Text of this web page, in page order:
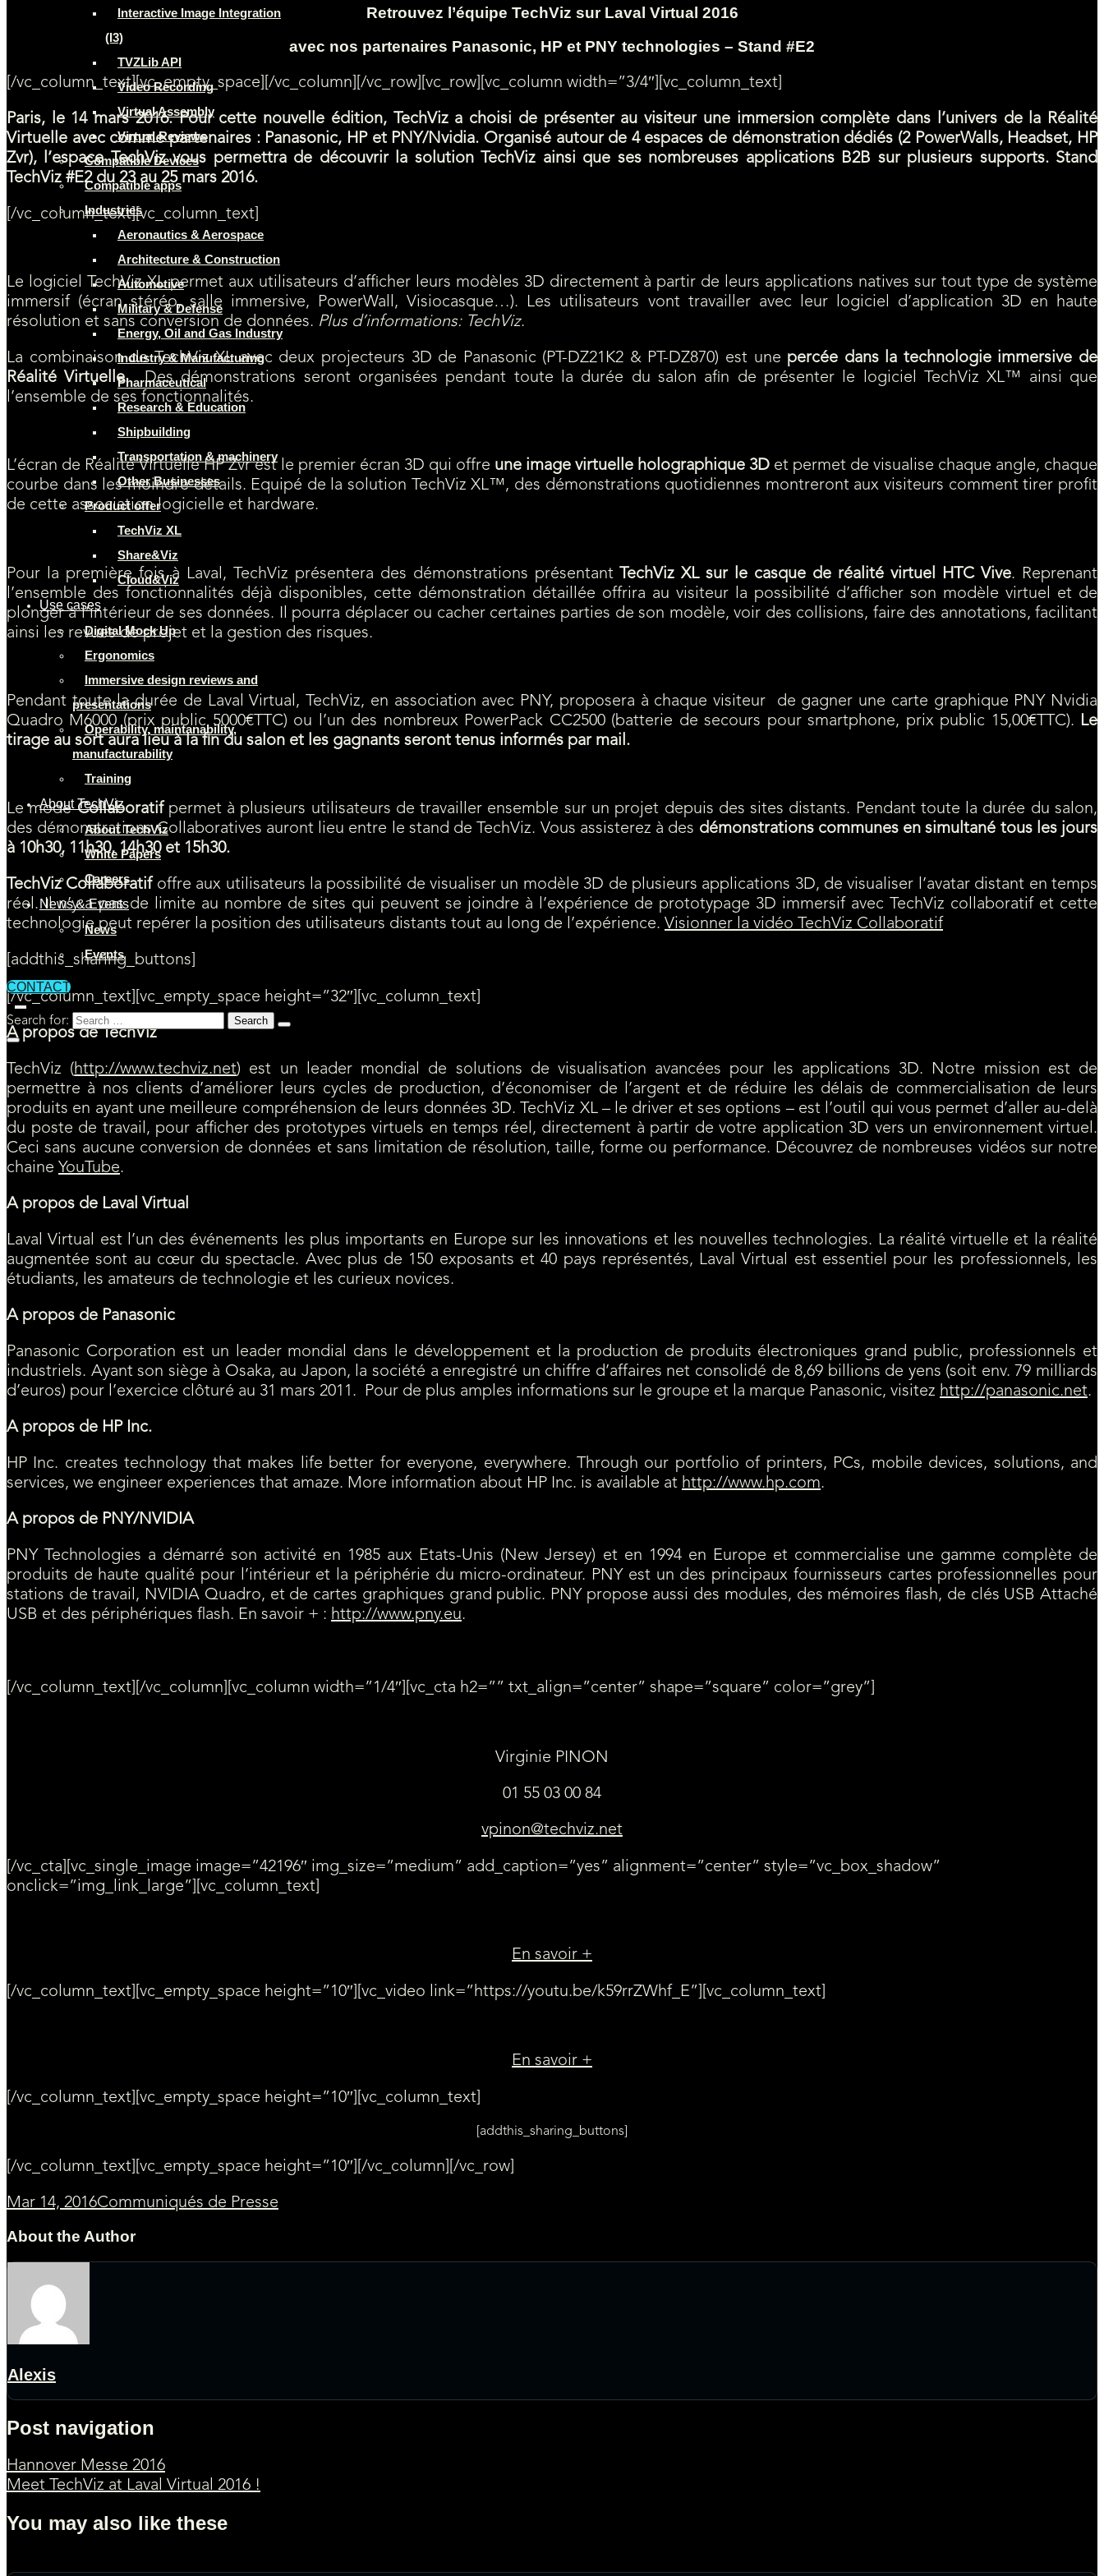
Interactive Image Integration
(I3)
TVZLib API
Video Recording
Virtual Assembly
Virtual Reviews
Compatible Devices
Compatible apps
Industries
Aeronautics & Aerospace
Architecture & Construction
Automotive
Military & Defense
Energy, Oil and Gas Industry
Industry & Manufacturing
Pharmaceutical
Research & Education
Shipbuilding
Transportation & machinery
Other Businesses
Product offer
TechViz XL
Share&Viz
Cloud&Viz
Use cases
Digital Mock Up
Ergonomics
Immersive design reviews and
presentations
Operability, maintanability,
manufacturability
Training
About TechViz
About TechViz
White Papers
Careers
News & Events
News
Events
CONTACT
Search for:
Retrouvez l’équipe TechViz sur Laval Virtual 2016
avec nos partenaires Panasonic, HP et PNY technologies – Stand #E2
[/vc_column_text][vc_empty_space][/vc_column][/vc_row][vc_row][vc_column width=”3/4″][vc_column_text]
Paris, le 14 mars 2016.Pour cette nouvelle édition, TechViz a choisi de présenter au visiteur une immersion complète dans l’univers de la Réalité
Virtuelle avec comme partenaires : Panasonic, HP et PNY/Nvidia. Organisé autour de 4 espaces de démonstration dédiés (2 PowerWalls, Headset, HP
Zvr), l’espace TechViz vous permettra de découvrir la solution TechViz ainsi que ses nombreuses applications B2B sur plusieurs supports. Stand
TechViz #E2 du 23 au 25 mars 2016.
[/vc_column_text][vc_column_text]
Le logiciel TechViz XL permet aux utilisateurs d’afficher leurs modèles 3D directement à partir de leurs applications natives sur tout type de système
immersif (écran stéréo, salle immersive, PowerWall, Visiocasque…). Les utilisateurs vont travailler avec leur logiciel d’application 3D en haute
résolution et sans conversion de données. Plus d’informations: TechViz.
La combinaison de TechViz XL avec deux projecteurs 3D de Panasonic (PT-DZ21K2 & PT-DZ870) est une percée dans la technologie immersive de
Réalité Virtuelle. Des démonstrations seront organisées pendant toute la durée du salon afin de présenter le logiciel TechViz XL™ ainsi que
l’ensemble de ses fonctionnalités.
Un espace dédié au HP Zvr Virtual Reality Display
L’écran de Réalité Virtuelle HP Zvr est le premier écran 3D qui offre une image virtuelle holographique 3D et permet de visualise chaque angle, chaque
courbe dans les moindre détails. Equipé de la solution TechViz XL™, des démonstrations quotidiennes montreront aux visiteurs comment tirer profit
de cette association logicielle et hardware.
Nouveauté à Laval Virtual 2016 : démonstrations sur un HTC VIVE
Pour la première fois à Laval, TechViz présentera des démonstrations présentantTechViz XL sur le casque de réalité virtuel HTC Vive. Reprenant
l’ensemble des fonctionnalités déjà disponibles, cette démonstration détaillée offrira au visiteur la possibilité d’afficher son modèle virtuel et de
plonger à l’intérieur de ses données. Il pourra déplacer ou cacher certaines parties de son modèle, voir des collisions, faire des annotations, facilitant
ainsi les revues de projet et la gestion des risques.
Pendant toute la durée de Laval Virtual, TechViz, en association avec PNY, proposera à chaque visiteur de gagner une carte graphique PNY Nvidia
Quadro M6000 (prix public 5000€TTC) ou l’un des nombreux PowerPack CC2500 (batterie de secours pour smartphone, prix public 15,00€TTC). Le
tirage au sort aura lieu à la fin du salon et les gagnants seront tenus informés par mail.
Démonstrations TechViz Collaboratif
Le modeCollaboratifpermet à plusieurs utilisateurs de travailler ensemble sur un projet depuis des sites distants. Pendant toute la durée du salon,
des démonstrations Collaboratives auront lieu entre le stand de TechViz. Vous assisterez à des démonstrations communes en simultané tous les jours
à 10h30, 11h30, 14h30 et 15h30.
TechViz Collaboratifoffre aux utilisateurs la possibilité de visualiser un modèle 3D de plusieurs applications 3D, de visualiser l’avatar distant en temps
réel. Il n’y a pas de limite au nombre de sites qui peuvent se joindre à l’expérience de prototypage 3D immersif avec TechViz collaboratif et cette
technologie peut repérer la position des utilisateurs distants tout au long de l’expérience. Visionner la vidéo TechViz Collaboratif
[addthis_sharing_buttons]
[/vc_column_text][vc_empty_space height=”32″][vc_column_text]
A propos de TechViz
TechViz (http://www.techviz.net) est un leader mondial de solutions de visualisation avancées pour les applications 3D. Notre mission est de
permettre à nos clients d’améliorer leurs cycles de production, d’économiser de l’argent et de réduire les délais de commercialisation de leurs
produits en ayant une meilleure compréhension de leurs données 3D. TechViz XL – le driver et ses options – est l’outil qui vous permet d’aller au-delà
du poste de travail, pour afficher des prototypes virtuels en temps réel, directement à partir de votre application 3D vers un environnement virtuel.
Ceci sans aucune conversion de données et sans limitation de résolution, taille, forme ou performance. Découvrez de nombreuses vidéos sur notre
chaine YouTube.
A propos de Laval Virtual
Laval Virtual est l’un des événements les plus importants en Europe sur les innovations et les nouvelles technologies. La réalité virtuelle et la réalité
augmentée sont au cœur du spectacle. Avec plus de 150 exposants et 40 pays représentés, Laval Virtual est essentiel pour les professionnels, les
étudiants, les amateurs de technologie et les curieux novices.
A propos de Panasonic
Panasonic Corporation est un leader mondial dans le développement et la production de produits électroniques grand public, professionnels et
industriels. Ayant son siège à Osaka, au Japon, la société a enregistré un chiffre d’affaires net consolidé de 8,69 billions de yens (soit env. 79 milliards
d’euros) pour l’exercice clôturé au 31 mars 2011. Pour de plus amples informations sur le groupe et la marque Panasonic, visitez http://panasonic.net.
A propos de HP Inc.
HP Inc. creates technology that makes life better for everyone, everywhere. Through our portfolio of printers, PCs, mobile devices, solutions, and
services, we engineer experiences that amaze. More information about HP Inc. is available at http://www.hp.com.
A propos de PNY/NVIDIA
PNY Technologies a démarré son activité en 1985 aux Etats-Unis (New Jersey) et en 1994 en Europe et commercialise une gamme complète de
produits de haute qualité pour l’intérieur et la périphérie du micro-ordinateur. PNY est un des principaux fournisseurs cartes professionnelles pour
stations de travail, NVIDIA Quadro, et de cartes graphiques grand public. PNY propose aussi des modules, des mémoires flash, de clés USB Attaché
USB et des périphériques flash. En savoir + : http://www.pny.eu.
[/vc_column_text][/vc_column][vc_column width=”1/4″][vc_cta h2=”” txt_align=”center” shape=”square” color=”grey”]
Virginie PINON
01 55 03 00 84
vpinon@techviz.net
[/vc_cta][vc_single_image image=”42196″ img_size=”medium” add_caption=”yes” alignment=”center” style=”vc_box_shadow”
onclick=”img_link_large”][vc_column_text]
En savoir +
[/vc_column_text][vc_empty_space height=”10″][vc_video link=”https://youtu.be/k59rrZWhf_E”][vc_column_text]
En savoir +
[/vc_column_text][vc_empty_space height=”10″][vc_column_text]
[addthis_sharing_buttons]
[/vc_column_text][vc_empty_space height=”10″][/vc_column][/vc_row]
Mar 14, 2016Communiqués de Presse
About the Author
Alexis
Post navigation
Hannover Messe 2016
Meet TechViz at Laval Virtual 2016 !
You may also like these